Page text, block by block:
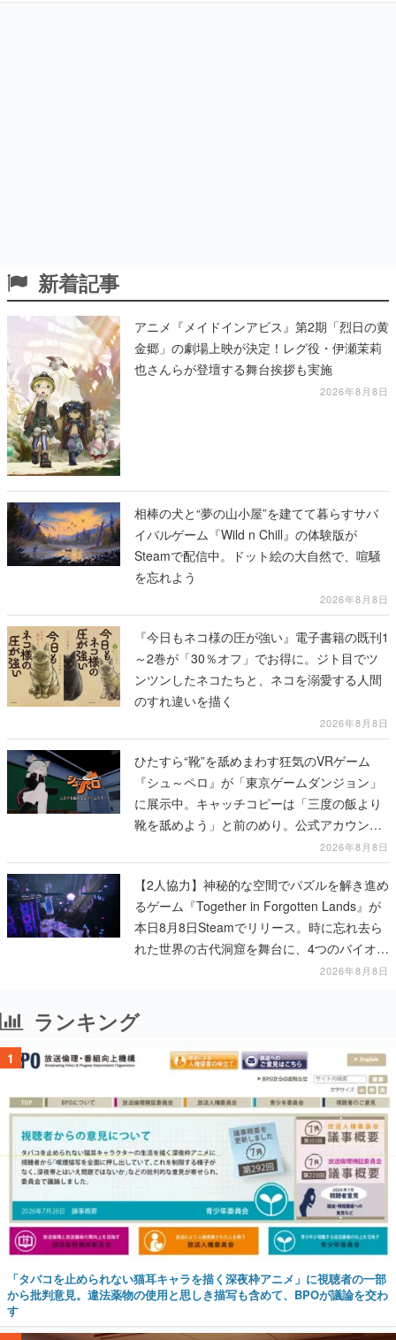
新着記事
アニメ『メイドインアビス』第2期「烈日の黄
金郷」の劇場上映が決定！レグ役・伊瀬茉莉
也さんらが登壇する舞台挨拶も実施
2026年8月8日
相棒の犬と“夢の山小屋”を建てて暮らすサバ
イバルゲーム『Wild n Chill』の体験版が
Steamで配信中。ドット絵の大自然で、喧騒
を忘れよう
2026年8月8日
『今日もネコ様の圧が強い』電子書籍の既刊1
～2巻が「30％オフ」でお得に。ジト目でツ
ンツンしたネコたちと、ネコを溺愛する人間
のすれ違いを描く
2026年8月8日
ひたすら“靴”を舐めまわす狂気のVRゲーム
『シュ～ペロ』が「東京ゲームダンジョン」
に展示中。キャッチコピーは「三度の飯より
靴を舐めよう」と前のめり。公式アカウント
も開設され、2026年リリースに向けて開発中
2026年8月8日
【2人協力】神秘的な空間でパズルを解き進め
るゲーム『Together in Forgotten Lands』が
本日8月8日Steamでリリース。時に忘れ去ら
れた世界の古代洞窟を舞台に、4つのバイオー
2026年8月8日
ランキング
1
「タバコを止められない猫耳キャラを描く深夜枠アニメ」に視聴者の一部
から批判意見。違法薬物の使用と思しき描写も含めて、BPOが議論を交わ
す